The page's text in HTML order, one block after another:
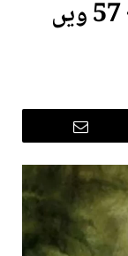
محترمہ فاطمہ جناح کی آج 57 ویں